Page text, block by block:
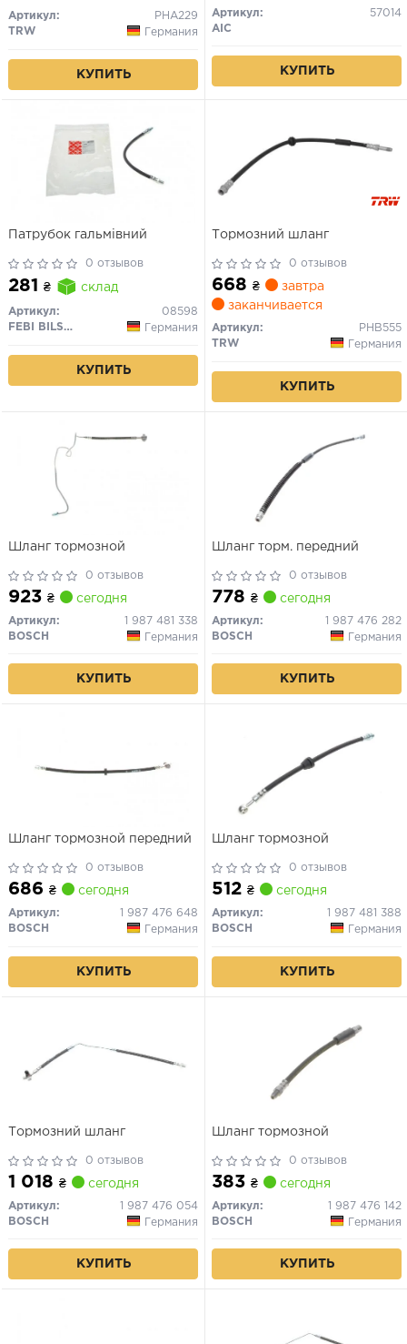
Артикул:
PHA229
TRW
Германия
КУПИТЬ
Артикул:
57014
AIC
КУПИТЬ
Патрубок гальмівний
0 отзывов
281 ₴ склад
Артикул:
08598
FEBI BILSTEIN
Германия
КУПИТЬ
Тормозний шланг
0 отзывов
668 ₴
завтра
заканчивается
Артикул:
PHB555
TRW
Германия
КУПИТЬ
Шланг тормозной
0 отзывов
923 ₴ сегодня
Артикул:
1 987 481 338
BOSCH
Германия
КУПИТЬ
Шланг торм. передний
0 отзывов
778 ₴ сегодня
Артикул:
1 987 476 282
BOSCH
Германия
КУПИТЬ
Шланг тормозной передний
0 отзывов
686 ₴ сегодня
Артикул:
1 987 476 648
BOSCH
Германия
КУПИТЬ
Шланг тормозной
0 отзывов
512 ₴ сегодня
Артикул:
1 987 481 388
BOSCH
Германия
КУПИТЬ
Тормозний шланг
0 отзывов
1 018 ₴ сегодня
Артикул:
1 987 476 054
BOSCH
Германия
КУПИТЬ
Шланг тормозной
0 отзывов
383 ₴ сегодня
Артикул:
1 987 476 142
BOSCH
Германия
КУПИТЬ